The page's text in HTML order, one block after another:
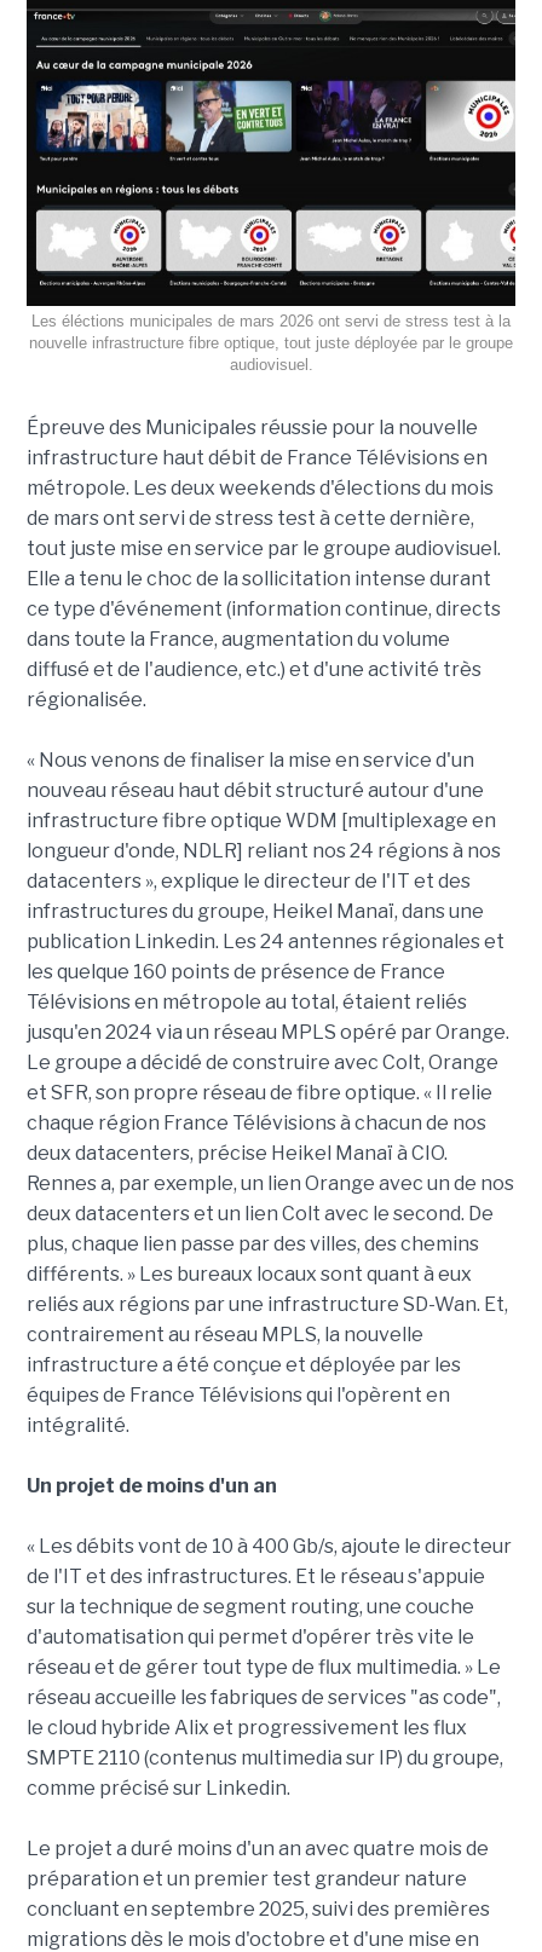
Les éléctions municipales de mars 2026 ont servi de stress test à la
nouvelle infrastructure fibre optique, tout juste déployée par le groupe
audiovisuel.
Épreuve des Municipales réussie pour la nouvelle
infrastructure haut débit de France Télévisions en
métropole. Les deux weekends d'élections du mois
de mars ont servi de stress test à cette dernière,
tout juste mise en service par le groupe audiovisuel.
Elle a tenu le choc de la sollicitation intense durant
ce type d'événement (information continue, directs
dans toute la France, augmentation du volume
diffusé et de l'audience, etc.) et d'une activité très
régionalisée.
« Nous venons de finaliser la mise en service d'un
nouveau réseau haut débit structuré autour d'une
infrastructure fibre optique WDM [multiplexage en
longueur d'onde, NDLR] reliant nos 24 régions à nos
datacenters », explique le directeur de l'IT et des
infrastructures du groupe, Heikel Manaï, dans une
publication Linkedin. Les 24 antennes régionales et
les quelque 160 points de présence de France
Télévisions en métropole au total, étaient reliés
jusqu'en 2024 via un réseau MPLS opéré par Orange.
Le groupe a décidé de construire avec Colt, Orange
et SFR, son propre réseau de fibre optique. « Il relie
chaque région France Télévisions à chacun de nos
deux datacenters, précise Heikel Manaï à CIO.
Rennes a, par exemple, un lien Orange avec un de nos
deux datacenters et un lien Colt avec le second. De
plus, chaque lien passe par des villes, des chemins
différents. » Les bureaux locaux sont quant à eux
reliés aux régions par une infrastructure SD-Wan. Et,
contrairement au réseau MPLS, la nouvelle
infrastructure a été conçue et déployée par les
équipes de France Télévisions qui l'opèrent en
intégralité.
Un projet de moins d'un an
« Les débits vont de 10 à 400 Gb/s, ajoute le directeur
de l'IT et des infrastructures. Et le réseau s'appuie
sur la technique de segment routing, une couche
d'automatisation qui permet d'opérer très vite le
réseau et de gérer tout type de flux multimedia. » Le
réseau accueille les fabriques de services "as code",
le cloud hybride Alix et progressivement les flux
SMPTE 2110 (contenus multimedia sur IP) du groupe,
comme précisé sur Linkedin.
Le projet a duré moins d'un an avec quatre mois de
préparation et un premier test grandeur nature
concluant en septembre 2025, suivi des premières
migrations dès le mois d'octobre et d'une mise en